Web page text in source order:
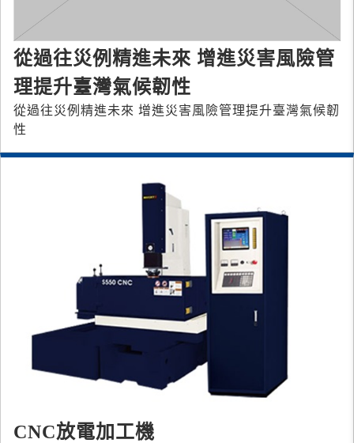
從過往災例精進未來 增進災害風險管
理提升臺灣氣候韌性
從過往災例精進未來 增進災害風險管理提升臺灣氣候韌
性
CNC放電加工機